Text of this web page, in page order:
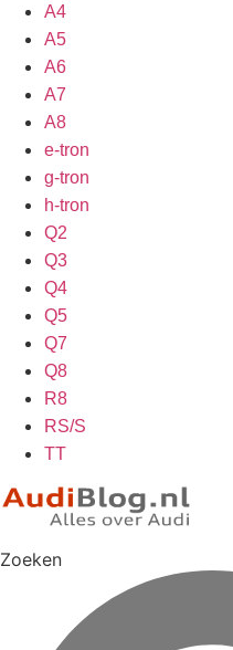
A4
A5
A6
A7
A8
e-tron
g-tron
h-tron
Q2
Q3
Q4
Q5
Q7
Q8
R8
RS/S
TT
Zoeken